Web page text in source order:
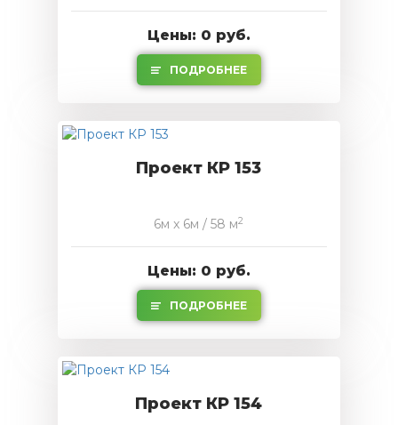
Цены: 0 руб.
ПОДРОБНЕЕ
Проект КР 153
6м x 6м / 58 м2
Цены: 0 руб.
ПОДРОБНЕЕ
Проект КР 154